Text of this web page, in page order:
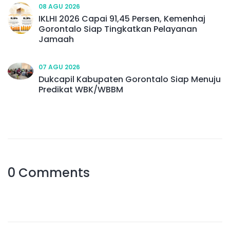
08 AGU 2026
IKLHI 2026 Capai 91,45 Persen, Kemenhaj
Gorontalo Siap Tingkatkan Pelayanan
Jamaah
07 AGU 2026
Dukcapil Kabupaten Gorontalo Siap Menuju
Predikat WBK/WBBM
0 Comments